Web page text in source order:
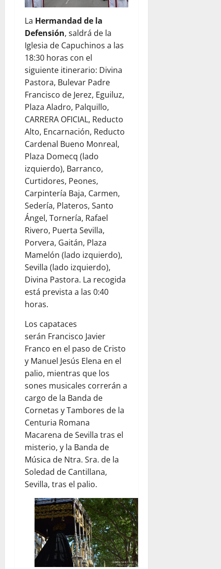
La Hermandad de la
Defensión, saldrá de la
Iglesia de Capuchinos a las
18:30 horas con el
siguiente itinerario: Divina
Pastora, Bulevar Padre
Francisco de Jerez, Eguiluz,
Plaza Aladro, Palquillo,
CARRERA OFICIAL, Reducto
Alto, Encarnación, Reducto
Cardenal Bueno Monreal,
Plaza Domecq (lado
izquierdo), Barranco,
Curtidores, Peones,
Carpintería Baja, Carmen,
Sedería, Plateros, Santo
Ángel, Tornería, Rafael
Rivero, Puerta Sevilla,
Porvera, Gaitán, Plaza
Mamelón (lado izquierdo),
Sevilla (lado izquierdo),
Divina Pastora. La recogida
está prevista a las 0:40
horas.
Los capataces
serán Francisco Javier
Franco en el paso de Cristo
y Manuel Jesús Elena en el
palio, mientras que los
sones musicales correrán a
cargo de la Banda de
Cornetas y Tambores de la
Centuria Romana
Macarena de Sevilla tras el
misterio, y la Banda de
Música de Ntra. Sra. de la
Soledad de Cantillana,
Sevilla, tras el palio.